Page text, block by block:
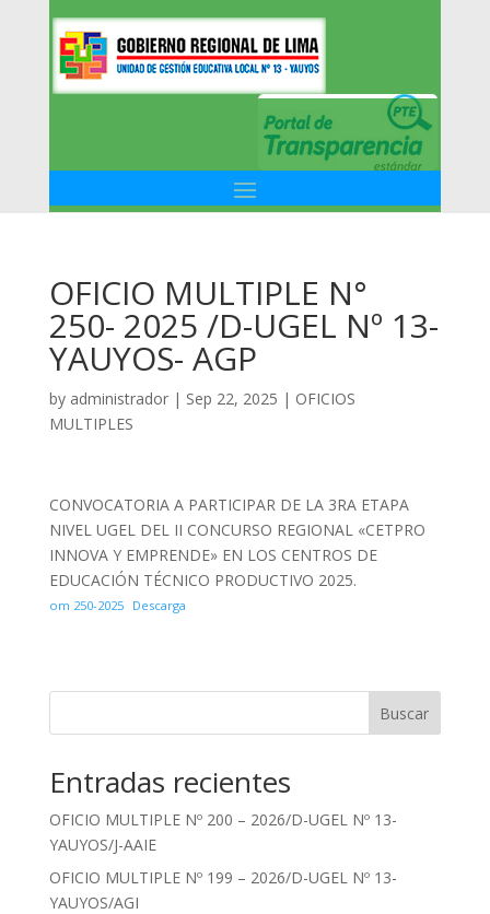
OFICIO MULTIPLE N°
250- 2025 /D-UGEL Nº 13-
YAUYOS- AGP
by administrador| Sep 22, 2025 | OFICIOS
MULTIPLES
CONVOCATORIA A PARTICIPAR DE LA 3RA ETAPA
NIVEL UGEL DEL II CONCURSO REGIONAL «CETPRO
INNOVA Y EMPRENDE» EN LOS CENTROS DE
EDUCACIÓN TÉCNICO PRODUCTIVO 2025.
om 250-2025 Descarga
Buscar
Entradas recientes
OFICIO MULTIPLE Nº 200 – 2026/D-UGEL Nº 13-
YAUYOS/J-AAIE
OFICIO MULTIPLE Nº 199 – 2026/D-UGEL Nº 13-
YAUYOS/AGI